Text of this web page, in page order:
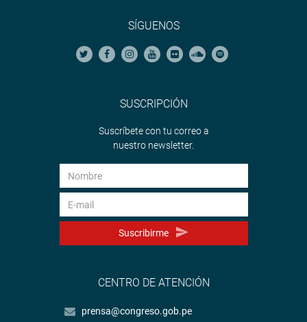
SÍGUENOS
SUSCRIPCIÓN
Suscríbete con tu correo a
nuestro newsletter.
Suscribirme
CENTRO DE ATENCIÓN
prensa@congreso.gob.pe